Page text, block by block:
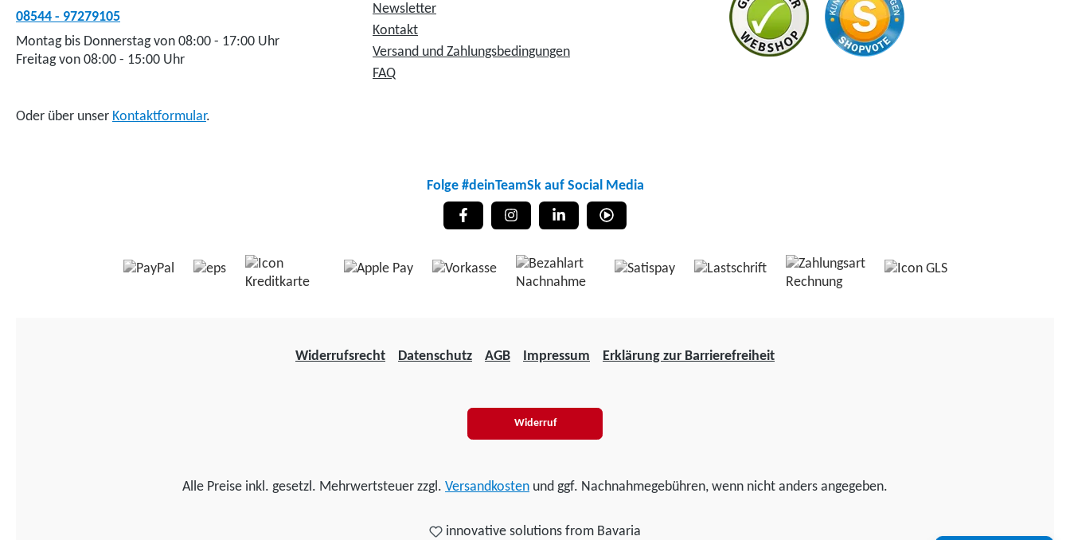
08544 - 97279105
Montag bis Donnerstag von 08:00 - 17:00 Uhr
Freitag von 08:00 - 15:00 Uhr
Oder über unser Kontaktformular.
Newsletter
Kontakt
Versand und Zahlungsbedingungen
FAQ
Folge #deinTeamSk auf Social Media
Widerrufsrecht Datenschutz AGB Impressum Erklärung zur Barrierefreiheit
Widerruf
Alle Preise inkl. gesetzl. Mehrwertsteuer zzgl. Versandkosten und ggf. Nachnahmegebühren, wenn nicht anders angegeben.
innovative solutions from Bavaria